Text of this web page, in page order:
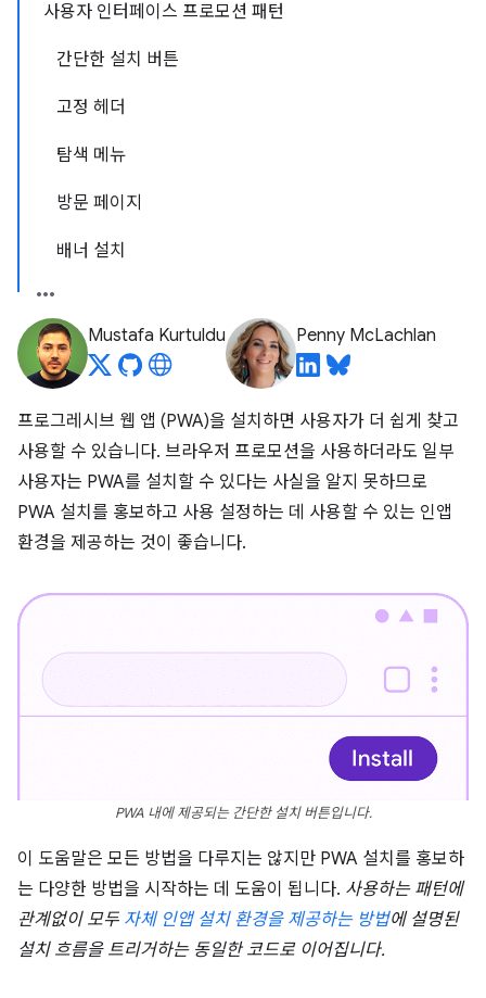
사용자 인터페이스 프로모션 패턴
간단한 설치 버튼
고정 헤더
탐색 메뉴
방문 페이지
배너 설치
Mustafa Kurtuldu Penny McLachlan
프로그레시브 웹 앱 (PWA)을 설치하면 사용자가 더 쉽게 찾고
사용할 수 있습니다. 브라우저 프로모션을 사용하더라도 일부
사용자는 PWA를 설치할 수 있다는 사실을 알지 못하므로
PWA 설치를 홍보하고 사용 설정하는 데 사용할 수 있는 인앱
환경을 제공하는 것이 좋습니다.
PWA 내에 제공되는 간단한 설치 버튼입니다.
이 도움말은 모든 방법을 다루지는 않지만 PWA 설치를 홍보하
는 다양한 방법을 시작하는 데 도움이 됩니다. 사용하는 패턴에
관계없이 모두 자체 인앱 설치 환경을 제공하는 방법에 설명된
설치 흐름을 트리거하는 동일한 코드로 이어집니다.